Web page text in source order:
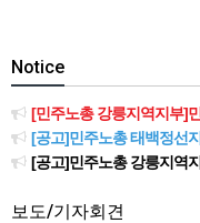
Notice
[민주노총 강릉지역지부]민주노
[공고]민주노총 태백정선지
[공고]민주노총 강릉지역지
보도/기자회견